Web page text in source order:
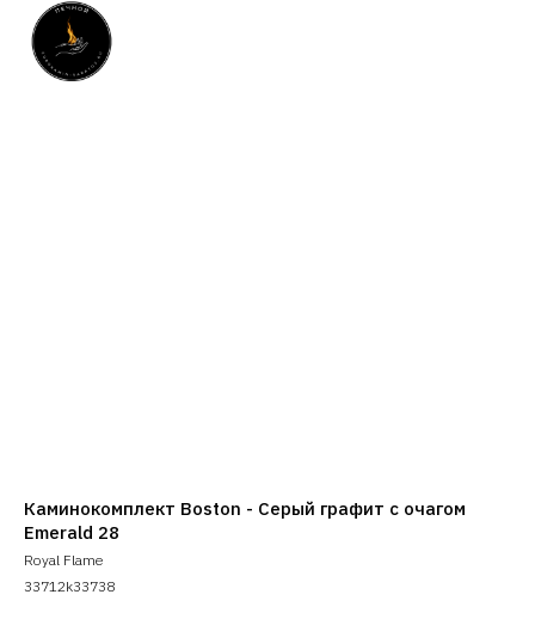
Каминокомплект Boston - Серый графит с очагом
Emerald 28
Royal Flame
33712k33738